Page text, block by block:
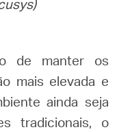
de manter os
mais elevada e
ainda seja
tradicionais, o